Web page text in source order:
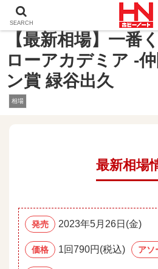
ホーム 【最新相
【最新相場】一番
ローアカデミア -
ン賞 緑谷出久
相場
最新相場
発売 2023年5月26日(金)
価格 1回790円(税込) アソ
SEARCH